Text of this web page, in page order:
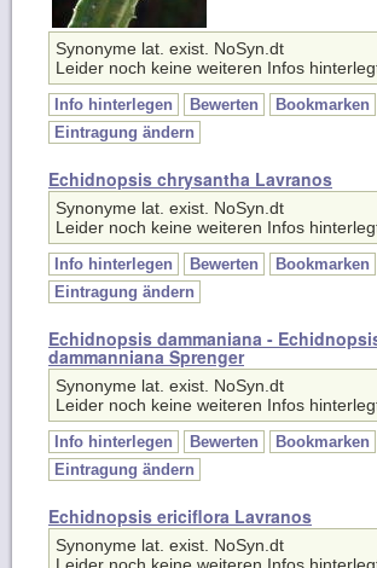
Synonyme lat. exist. NoSyn.dt
Leider noch keine weiteren Infos hinterlegt.
Info hinterlegen Bewerten
Bookmarken
Eintragung ändern
Synonyme lat. exist. NoSyn.dt
Leider noch keine weiteren Infos hinterlegt.
Info hinterlegen Bewerten
Bookmarken
Eintragung ändern
dammanniana Sprenger
Synonyme lat. exist. NoSyn.dt
Leider noch keine weiteren Infos hinterlegt.
Info hinterlegen Bewerten
Bookmarken
Eintragung ändern
Synonyme lat. exist. NoSyn.dt
Leider noch keine weiteren Infos hinterlegt.